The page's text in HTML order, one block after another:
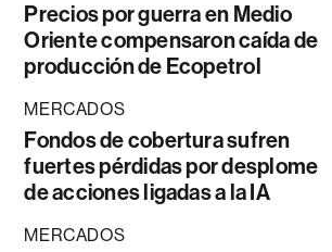
Precios por guerra en Medio
Oriente compensaron caída de
producción de Ecopetrol
MERCADOS
Fondos de cobertura sufren
fuertes pérdidas por desplome
de acciones ligadas a la IA
MERCADOS